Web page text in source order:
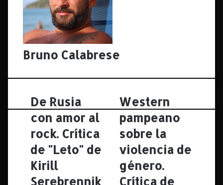
Bruno Calabrese
D
e
R
u
s
i
a
c
o
De Rusia
con amor al
rock. Crítica
de "Leto" de
Kirill
Serebrennik
W
e
s
t
e
r
n
p
a
Western
pampeano
sobre la
violencia de
género.
Crítica de